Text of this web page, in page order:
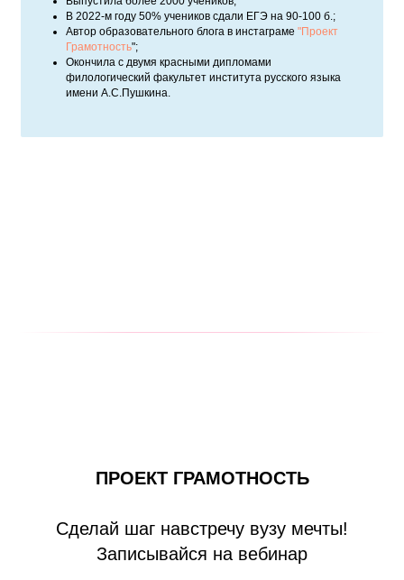
В 2022-м году 50% учеников сдали ЕГЭ на 90-100 б.;
Автор образовательного блога в инстаграме "Проект
Грамотность";
Окончила с двумя красными дипломами
филологический факультет института русского языка
имени А.С.Пушкина.
ПРОЕКТ ГРАМОТНОСТЬ
Сделай шаг навстречу вузу мечты!
Записывайся на вебинар